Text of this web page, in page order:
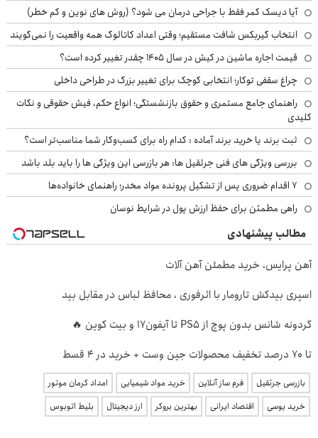
آیا دیسک کمر فقط با جراحی درمان می شود؟ (روش های نوین و کم خطر)
انتخاب گیربکس شافت مستقیم؛ وقتی اعداد کاتالوگ همه واقعیت را نمی‌گویند
قیمت اجاره ماشین در کیش در سال ۱۴۰۵ چقدر تغییر کرده است؟
چراغ سقفی توکار؛ انتخابی کوچک برای تغییر بزرگ در طراحی داخلی
راهنمای جامع مستمری و حقوق بازنشستگی؛ انواع حکم، فیش حقوقی و نکات
کلیدی
ثبت برند یا خرید برند آماده : کدام راه برای کسب‌وکار شما مناسب‌تر است؟
بررسی ویژگی های فنی جرثقیل ها: هر بازرسی این ویژگی ها را باید بلد باشد
۷ اقدام ضروری پس از تشکیل پرونده مواد مخدر؛ راهنمای خانواده‌ها
راهی مطمئن برای حفظ ارزش پول در شرایط نوسان
مطالب پیشنهادی
آهن پرایس، خرید مطمئن آهن آلات
اسپری بیدکش تارومار با اثرفوری ، محافظ لباس در مقابل بید
گردونه شانس بدون پوچ از PS5 تا آیفون17 و بیت کوین 🔥
تا 70 درصد تخفیف محصولات جین وست + خرید در 4 قسط
بازرسی جرثقیل فرم ساز آنلاین خرید مواد شیمیایی
امداد کرمان موتور
خرید یوسی
اقتصاد ایرانی بهترین بروکر ارز دیجیتال بلیط اتوبوس